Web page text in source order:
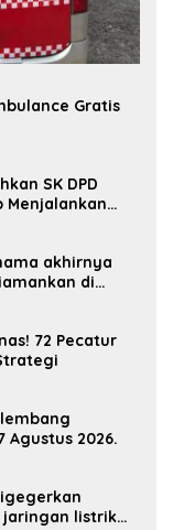
Gratis
SK DPD
Menjalankan
akhirnya
di
72 Pecatur
2026.
listrik